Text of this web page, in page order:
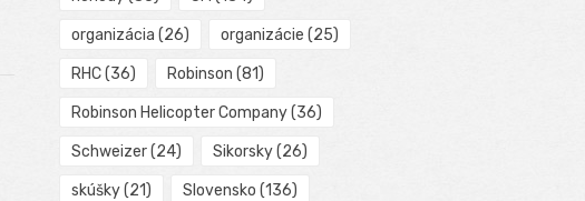
organizácia (26) organizácie (25)
RHC(36) Robinson (81)
Robinson Helicopter Company(36)
Schweizer(24) Sikorsky(26)
skúšky(21) Slovensko (136)